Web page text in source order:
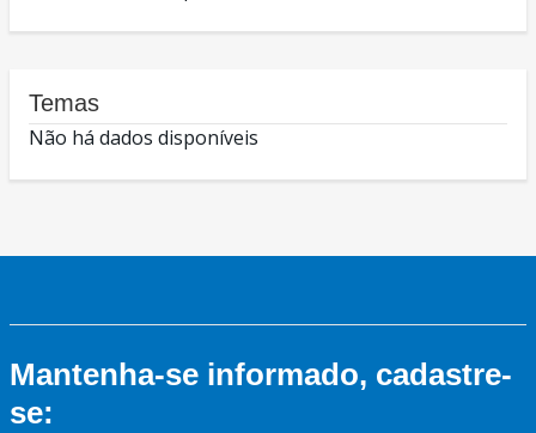
Temas
Não há dados disponíveis
Mantenha-se informado, cadastre-
se: